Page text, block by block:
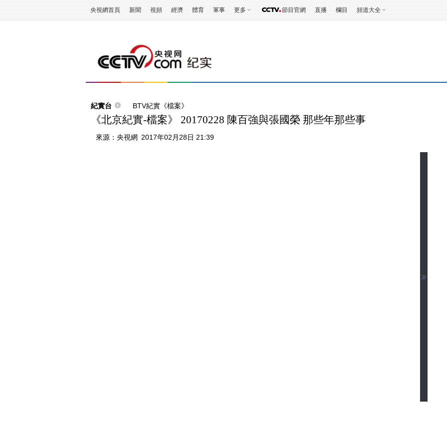
央視網首頁 新聞 視頻 經濟 體育 軍事 更多 節目官網 直播 欄目 頻道大全
紀實台 BTV紀實《檔案》
《北京紀實-檔案》 20170228 陳百強與張國榮 那些年那些事
來源： 央視網 2017年02月28日 21:39